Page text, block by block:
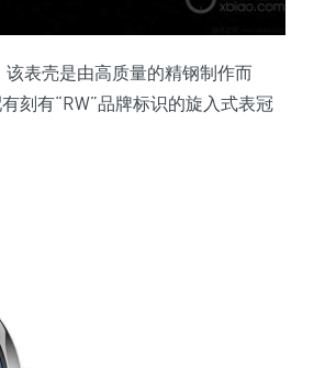
表壳是由高质量的精钢制作而
刻有“RW”品牌标识的旋入式表冠